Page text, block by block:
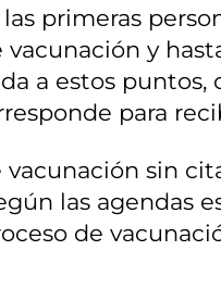
primeras
y
a estos
para
vacunación sin
las agendas
de